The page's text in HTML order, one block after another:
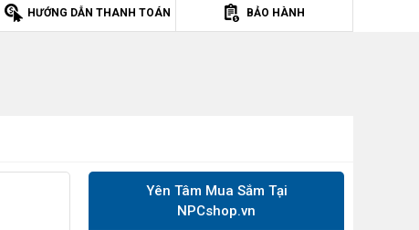
HƯỚNG DẪN THANH TOÁN BẢO HÀNH
Yên Tâm Mua Sắm Tại
NPCshop.vn